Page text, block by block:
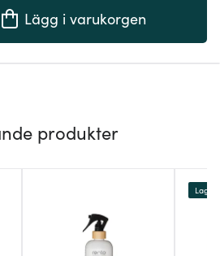
Lägg i varukorgen
produkter